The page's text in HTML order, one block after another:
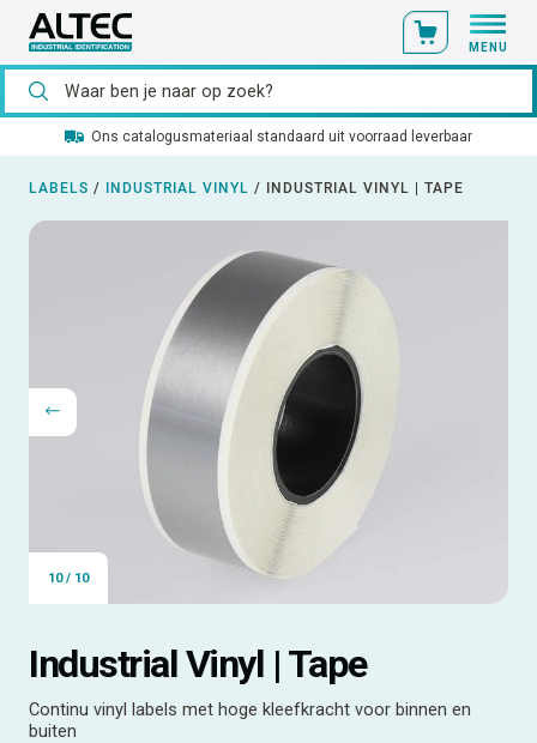
MENU
Ons catalogusmateriaal standaard uit voorraad leverbaar
LABELS / INDUSTRIAL VINYL / INDUSTRIAL VINYL | TAPE
10/ 10
Industrial Vinyl | Tape
Continu vinyl labels met hoge kleefkracht voor binnen en
buiten